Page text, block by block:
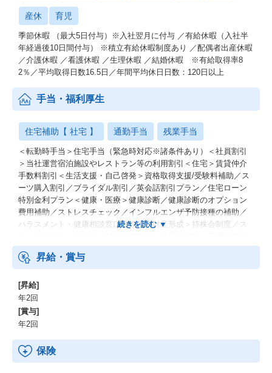
員が活躍できる会社になるための取り組みです。
産休 育児
季節休暇 （最大5日付与）※入社翌月に付与 ／有給休暇（入社半
年経過後10日間付与） ※積立有給休暇制度あり ／配偶者出産休暇
／介護休暇 ／看護休暇 ／生理休暇 ／結婚休暇 ※有給取得率8
2％／平均取得日数16.5日／年間平均休日日数：120日以上
手当・福利厚生
住宅補助【 社宅 】 通勤手当 残業手当
＜転勤時手当＞住宅手当（緊急時対応※諸条件あり）＜社員割引
＞当社運営宿泊施設やレストラン等の利用割引＜住宅＞賃貸仲介
手数料割引＜生活支援・自己啓発＞資格取得支援/受験料補助／ス
ーツ購入割引／ブライダル割引／英会話割引プラン／住宅ローン
特別金利プラン＜健康・医療＞健康診断／健康診断のオプション
費用補助／ストレスチェック／インフルエンザ予防接種の補助／
ハラスメント・健康相談窓口の設置＜財産形成＞持株会制度／ス
勤務制度／母性健康管理のための休暇／認可外保育所の保育料補
助制度＜慶弔見舞金＞結婚祝い金／従業員・配偶者の出産祝い金
昇給・賞与
[昇給]
年2回
[賞与]
年2回
保険